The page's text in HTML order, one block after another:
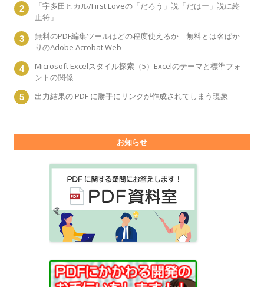
「宇多田ヒカル/First Loveの「だろう」説「だはー」説に終
止符」
無料のPDF編集ツールはどの程度使えるか―無料とは名ばか
りのAdobe Acrobat Web
Microsoft Excelスタイル探索（5）Excelのテーマと標準フォ
ントの関係
出力結果の PDF に勝手にリンクが作成されてしまう現象
お知らせ